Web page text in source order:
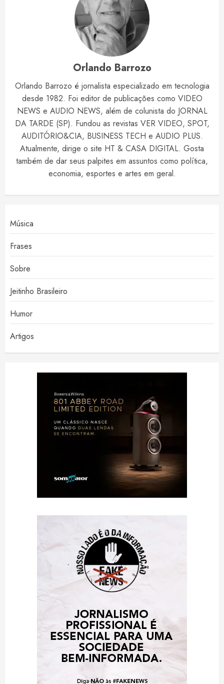
Orlando Barrozo
Orlando Barrozo é jornalista especializado em tecnologia
desde 1982. Foi editor de publicações como VIDEO
NEWS e AUDIO NEWS, além de colunista do JORNAL
DA TARDE (SP). Fundou as revistas VER VIDEO, SPOT,
AUDITÓRIO&CIA, BUSINESS TECH e AUDIO PLUS.
Atualmente, dirige o site HT & CASA DIGITAL. Gosta
também de dar seus palpites em assuntos como política,
economia, esportes e artes em geral.
Música
Frases
Sobre
Jeitinho Brasileiro
Humor
Artigos